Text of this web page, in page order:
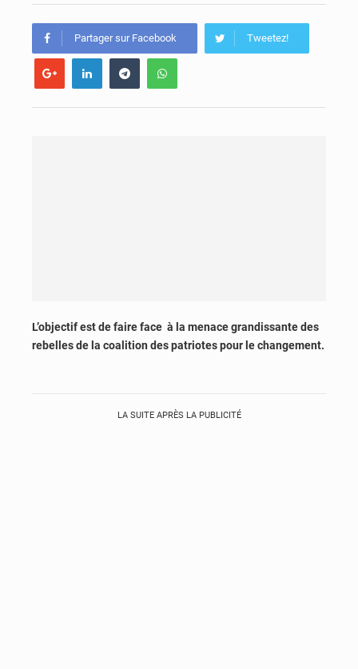
Partager sur Facebook Tweetez!
L’objectif est de faire face à la menace grandissante des
rebelles de la coalition des patriotes pour le changement.
LA SUITE APRÈS LA PUBLICITÉ